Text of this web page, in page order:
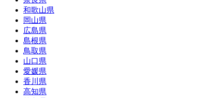
和歌山県
岡山県
広島県
島根県
鳥取県
山口県
愛媛県
香川県
高知県